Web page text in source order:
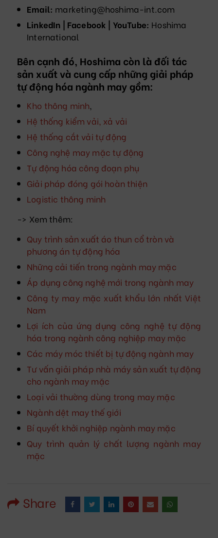
Email: marketing@hoshima-int.com
LinkedIn | Facebook | YouTube: Hoshima
International
Bên cạnh đó, Hoshima còn là đối tác
sản xuất và cung cấp những giải pháp
tự động hóa ngành may gồm:
Kho thông minh,
Hệ thống kiểm vải, xả vải
Hệ thống cắt vải tự động
Công nghệ may mặc tự động
Tự động hóa công đoạn phụ
Giải pháp đóng gói hoàn thiện
Logistic thông minh
-> Xem thêm:
Quy trình sản xuất áo thun cổ tròn và
phương án tự động hóa
Những cải tiến trong ngành may mặc
Áp dụng công nghệ mới trong ngành may
Công ty may mặc xuất khẩu lớn nhất Việt
Nam
Lợi ích của ứng dụng công nghệ tự động
hóa trong ngành công nghiệp may mặc
Các máy móc thiết bị tự động ngành may
Tư vấn giải pháp nhà máy sản xuất tự động
cho ngành may mặc
Loại vải thường dùng trong may mặc
Ngành dệt may thế giới
Bí quyết khởi nghiệp ngành may mặc
Quy trình quản lý chất lượng ngành may
mặc
Share